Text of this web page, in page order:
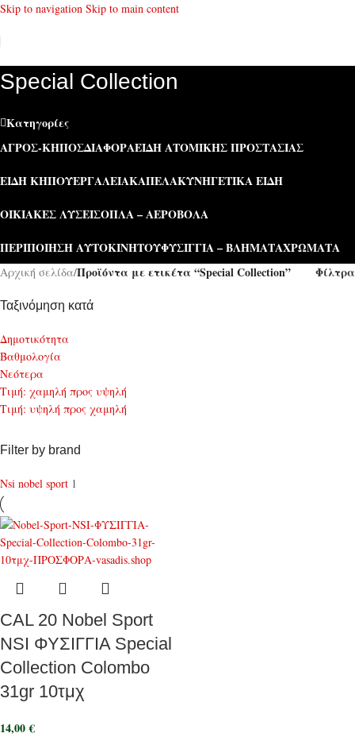
Skip to navigation Skip to main content
Special Collection
Κατηγορίες
ΑΓΡΌΣ-ΚΉΠΟΣΔΙΆΦΟΡΑΕΊΔΗ ΑΤΟΜΙΚΉΣ ΠΡΟΣΤΑΣΊΑΣ
ΕΊΔΗ ΚΉΠΟΥΕΡΓΑΛΕΊΑΚΑΠΕΛΑΚΥΝΗΓΕΤΙΚΆ ΕΊΔΗ
ΟΙΚΙΑΚΈΣ ΛΎΣΕΙΣΌΠΛΑ – ΑΕΡΟΒΌΛΑ
ΠΕΡΙΠΟΊΗΣΗ ΑΥΤΟΚΙΝΉΤΟΥΦΥΣΊΓΓΙΑ – ΒΛΉΜΑΤΑΧΡΏΜΑΤΑ
Αρχική σελίδα/Προϊόντα με ετικέτα “Special Collection” Φίλτρα
Ταξινόμηση κατά
Δημοτικότητα
Bαθμολογία
Νεότερα
Τιμή: χαμηλή προς υψηλή
Τιμή: υψηλή προς χαμηλή
Filter by brand
Nsi nobel sport 1
CAL 20 Nobel Sport
NSI ΦΥΣΙΓΓΙΑ Special
Collection Colombo
31gr 10τμχ
14,00€